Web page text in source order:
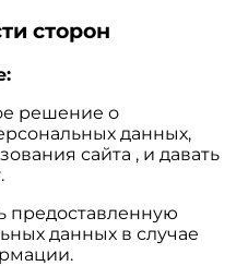
сторон
решение о
данных,
сайта , и давать
предоставленную
данных в случае